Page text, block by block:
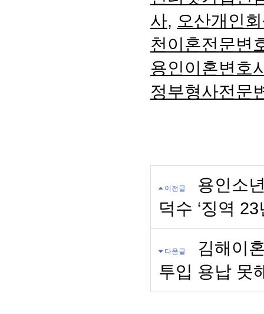
사, 오산개인
천이혼전문변
용인이혼변호
정부형사전문
이전글
용인소
덕수 ‘징역 23
다음글
김해이
투입 용납 못